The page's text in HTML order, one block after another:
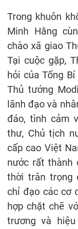
Trong khuôn
Minh Hằng
chào xã giao
Tại cuộc gặp,
hỏi của Tổng
Thủ tướng
lãnh đạo và
đáo, tình cảm
thư, Chủ tịch
cấp cao Việt
nước rất thành
thời trân trọng
chỉ đạo các cơ
hợp chặt chẽ
trương và